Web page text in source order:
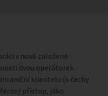
v nově založené
dvou operátorek.
klientelu (s čechy
přístup, jako